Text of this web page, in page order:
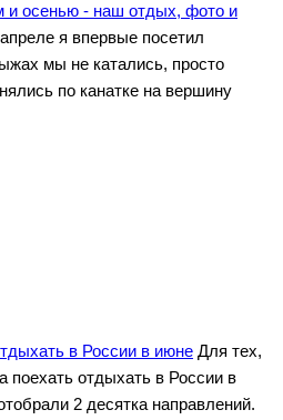
и осенью - наш отдых, фото и
я впервые посетил
мы не катались, просто
по канатке на вершину
в России в июне Для тех,
поехать отдыхать в России в
2 десятка направлений.